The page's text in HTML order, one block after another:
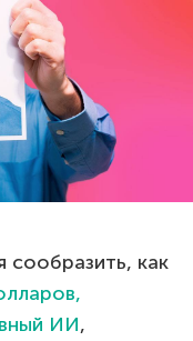
сообразить, как
ИИ,